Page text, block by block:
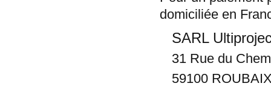
domiciliée en
SARL
31 Rue du
59100